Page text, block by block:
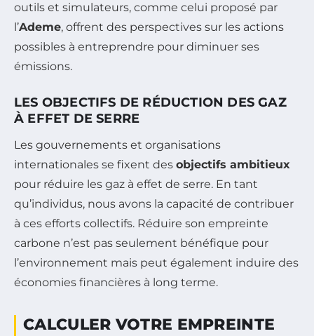
outils et simulateurs, comme celui proposé par
l’Ademe, offrent des perspectives sur les actions
possibles à entreprendre pour diminuer ses
émissions.
LES OBJECTIFS DE RÉDUCTION DES GAZ
À EFFET DE SERRE
Les gouvernements et organisations
internationales se fixent des objectifs ambitieux
pour réduire les gaz à effet de serre. En tant
qu’individus, nous avons la capacité de contribuer
à ces efforts collectifs. Réduire son empreinte
carbone n’est pas seulement bénéfique pour
l’environnement mais peut également induire des
économies financières à long terme.
CALCULER VOTRE EMPREINTE